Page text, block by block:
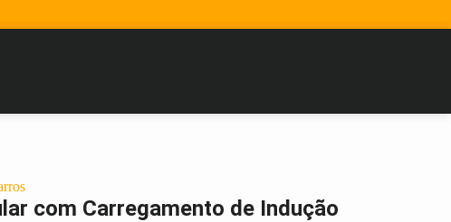
com Carregamento de Indução